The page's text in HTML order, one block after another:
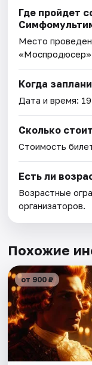
Где пройдет
Место
«Моспродюсер»
Когда
Дата и время:
Сколько
Стоимость
Есть ли
Возрастные
организаторов.
Похожие
от 900 ₽